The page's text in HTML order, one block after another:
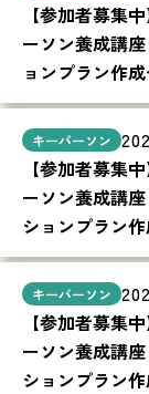
【参加者募集
ーソン養成講
ョンプラン作
【参加者募集
ーソン養成講
ションプラン
【参加者募集
ーソン養成講
ションプラン